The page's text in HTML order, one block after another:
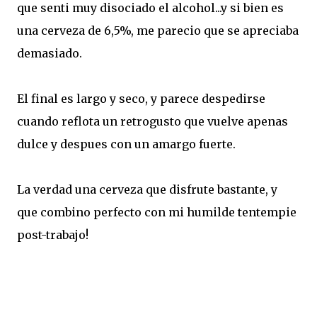
que senti muy disociado el alcohol...y si bien es
una cerveza de 6,5%, me parecio que se apreciaba
demasiado.
El final es largo y seco, y parece despedirse
cuando reflota un retrogusto que vuelve apenas
dulce y despues con un amargo fuerte.
La verdad una cerveza que disfrute bastante, y
que combino perfecto con mi humilde tentempie
post-trabajo!